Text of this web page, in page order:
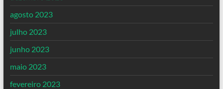
agosto 2023
julho 2023
junho 2023
maio 2023
fevereiro 2023